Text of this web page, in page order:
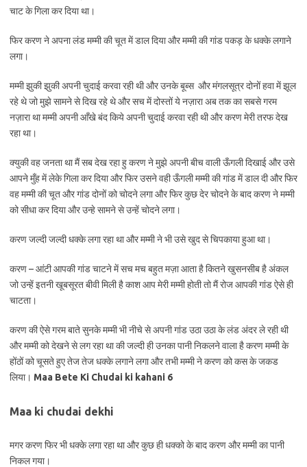
चाट के गिला कर दिया था।
फिर करण ने अपना लंड मम्मी की चूत में डाल दिया और मम्मी की गांड पकड़ के धक्के लगाने
लगा।
मम्मी झुकी झुकी अपनी चुदाई करवा रही थी और उनके बूब्स और मंगलसूत्र दोनों हवा में झूल
रहे थे जो मुझे सामने से दिख रहे थे और सच में दोस्तों ये नज़ारा अब तक का सबसे गरम
नज़ारा था मम्मी अपनी आँखे बंद किये अपनी चुदाई करवा रही थी और करण मेरी तरफ देख
रहा था।
क्युकी वह जनता था मैं सब देख रहा हु करण ने मुझे अपनी बीच वाली ऊँगली दिखाई और उसे
आपने मुँह में लेके गिला कर दिया और फिर उसने वही ऊँगली मम्मी की गांड में डाल दी और फिर
वह मम्मी की चूत और गांड दोनों को चोदने लगा और फिर कुछ देर चोदने के बाद करण ने मम्मी
को सीधा कर दिया और उन्हे सामने से उन्हें चोदने लगा।
करण जल्दी जल्दी धक्के लगा रहा था और मम्मी ने भी उसे खुद से चिपकाया हुआ था।
करण – आंटी आपकी गांड चाटने में सच मच बहुत मज़ा आता है कितने खुसनसीब है अंकल
जो उन्हें इतनी खूबसूरत बीवी मिली है काश आप मेरी मम्मी होती तो मैं रोज आपकी गांड ऐसे ही
चाटता।
करण की ऐसे गरम बाते सुनके मम्मी भी नीचे से अपनी गांड उठा उठा के लंड अंदर ले रही थी
और मम्मी को देखने से लग रहा था की जल्दी ही उनका पानी निकलने वाला है करण मम्मी के
होंठों को चूसते हुए तेज तेज धक्के लगाने लगा और तभी मम्मी ने करण को कस के जकड
लिया। Maa Bete Ki Chudai ki kahani 6
Maa ki chudai dekhi
मगर करण फिर भी धक्के लगा रहा था और कुछ ही धक्को के बाद करण और मम्मी का पानी
निकल गया।